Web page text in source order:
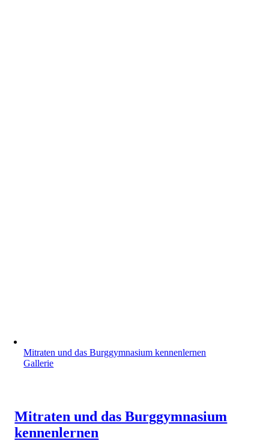
Mitraten und das Burggymnasium kennenlernen
Gallerie
Mitraten und das Burggymnasium
kennenlernen